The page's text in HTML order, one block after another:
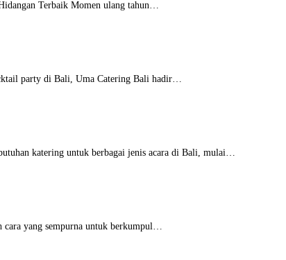
Terbaik Momen ulang tahun…
party di Bali, Uma Catering Bali hadir…
katering untuk berbagai jenis acara di Bali, mulai…
yang sempurna untuk berkumpul…